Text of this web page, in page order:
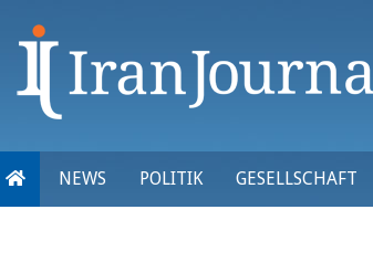
NEWS POLITIK GESELLSCHAFT